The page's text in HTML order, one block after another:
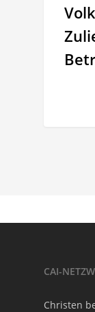
CAI-
Christen